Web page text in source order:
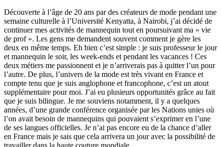
Découverte à l’âge de 20 ans par des créateurs de mode pendant une
semaine culturelle à l’Université Kenyatta, à Nairobi, j’ai décidé de
continuer mes activités de mannequin tout en poursuivant ma « vie
de prof ». Les gens me demandent souvent comment je gère les
deux en même temps. Eh bien c’est simple : je suis professeur le jour
et mannequin le soir, les week-ends et pendant les vacances ! Ces
deux métiers me passionnent et je n’arriverais pas à quitter l’un pour
l’autre. De plus, l’univers de la mode est très vivant en France et
compte tenu que je suis anglophone et francophone, c’est un atout
supplémentaire pour moi. J’ai eu plusieurs opportunités grâce au fait
que je suis bilingue. Je me souviens notamment, il y a quelques
années, d’une grande conférence organisée par les Nations unies où
l’on avait besoin de mannequins qui pouvaient s’exprimer en l’une
de ses langues officielles. Je n’ai pas encore eu de la chance d’aller
en France mais je sais que cela arrivera un jour avec la possibilité de
travailler dans la haute couture mondiale.